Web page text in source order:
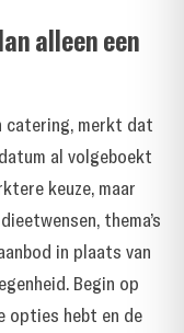
alleen een
catering, merkt dat
al volgeboekt
keuze, maar
thema’s
in plaats van
Begin op
opties hebt en de